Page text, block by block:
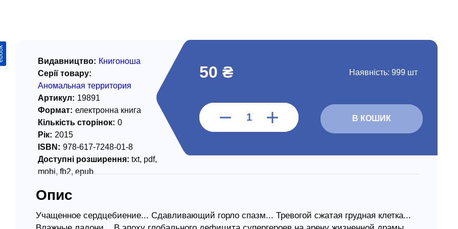
мовами
видання
традиції
/ Харчування
50 ₴ Наявність: 999 шт
В КОШИК
Видавництво: Книгоноша
Серії товару:
Аномальная территория
Артикул: 19891
Формат: електронна книга
Кількість сторінок: 0
Рік: 2015
ISBN: 978-617-7248-01-8
Доступні розширення: txt, pdf,
mobi, fb2, epub
Опис
Учащенное сердцебиение... Сдавливающий горло спазм... Тревогой сжатая грудная клетка...